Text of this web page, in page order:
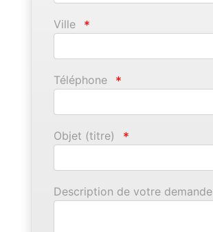
Ville *
Téléphone *
Objet (titre) *
Description de votre demande